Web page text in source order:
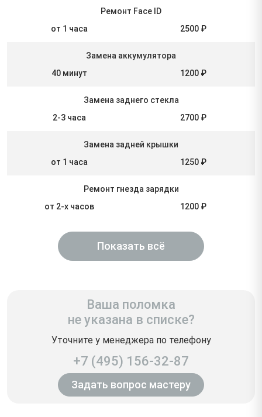
Ремонт Face ID
от 1 часа
2500 ₽
Замена аккумулятора
40 минут
1200 ₽
Замена заднего стекла
2-3 часа
2700 ₽
Замена задней крышки
от 1 часа
1250 ₽
Ремонт гнезда зарядки
от 2-х часов
1200 ₽
Показать всё
Ваша поломка
не указана в списке?
Уточните у менеджера по телефону
+7 (495) 156-32-87
Задать вопрос мастеру